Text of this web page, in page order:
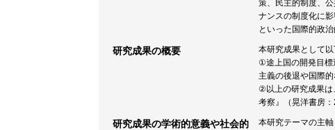
策、民主的制度、
ナンスの制度化に
といった国際的政
研究成果の概要
本研究成果として以
①途上国の開発目標
主義の後退や国際
②以上の研究成果は
考察』（晃洋書房
研究成果の学術的意義や社会的
本研究テーマの主